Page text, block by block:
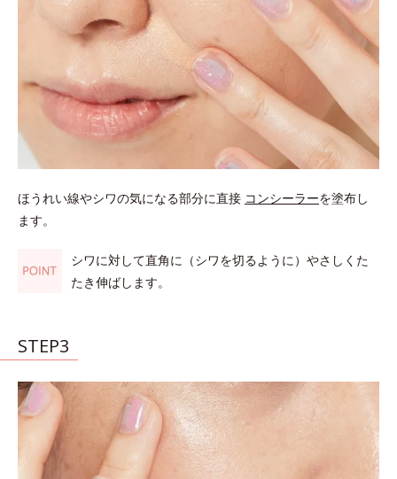
ほうれい線やシワの気になる部分に直接 コンシーラーを塗布し
ます。
シワに対して直角に（シワを切るように）やさしくた
たき伸ばします。
STEP3